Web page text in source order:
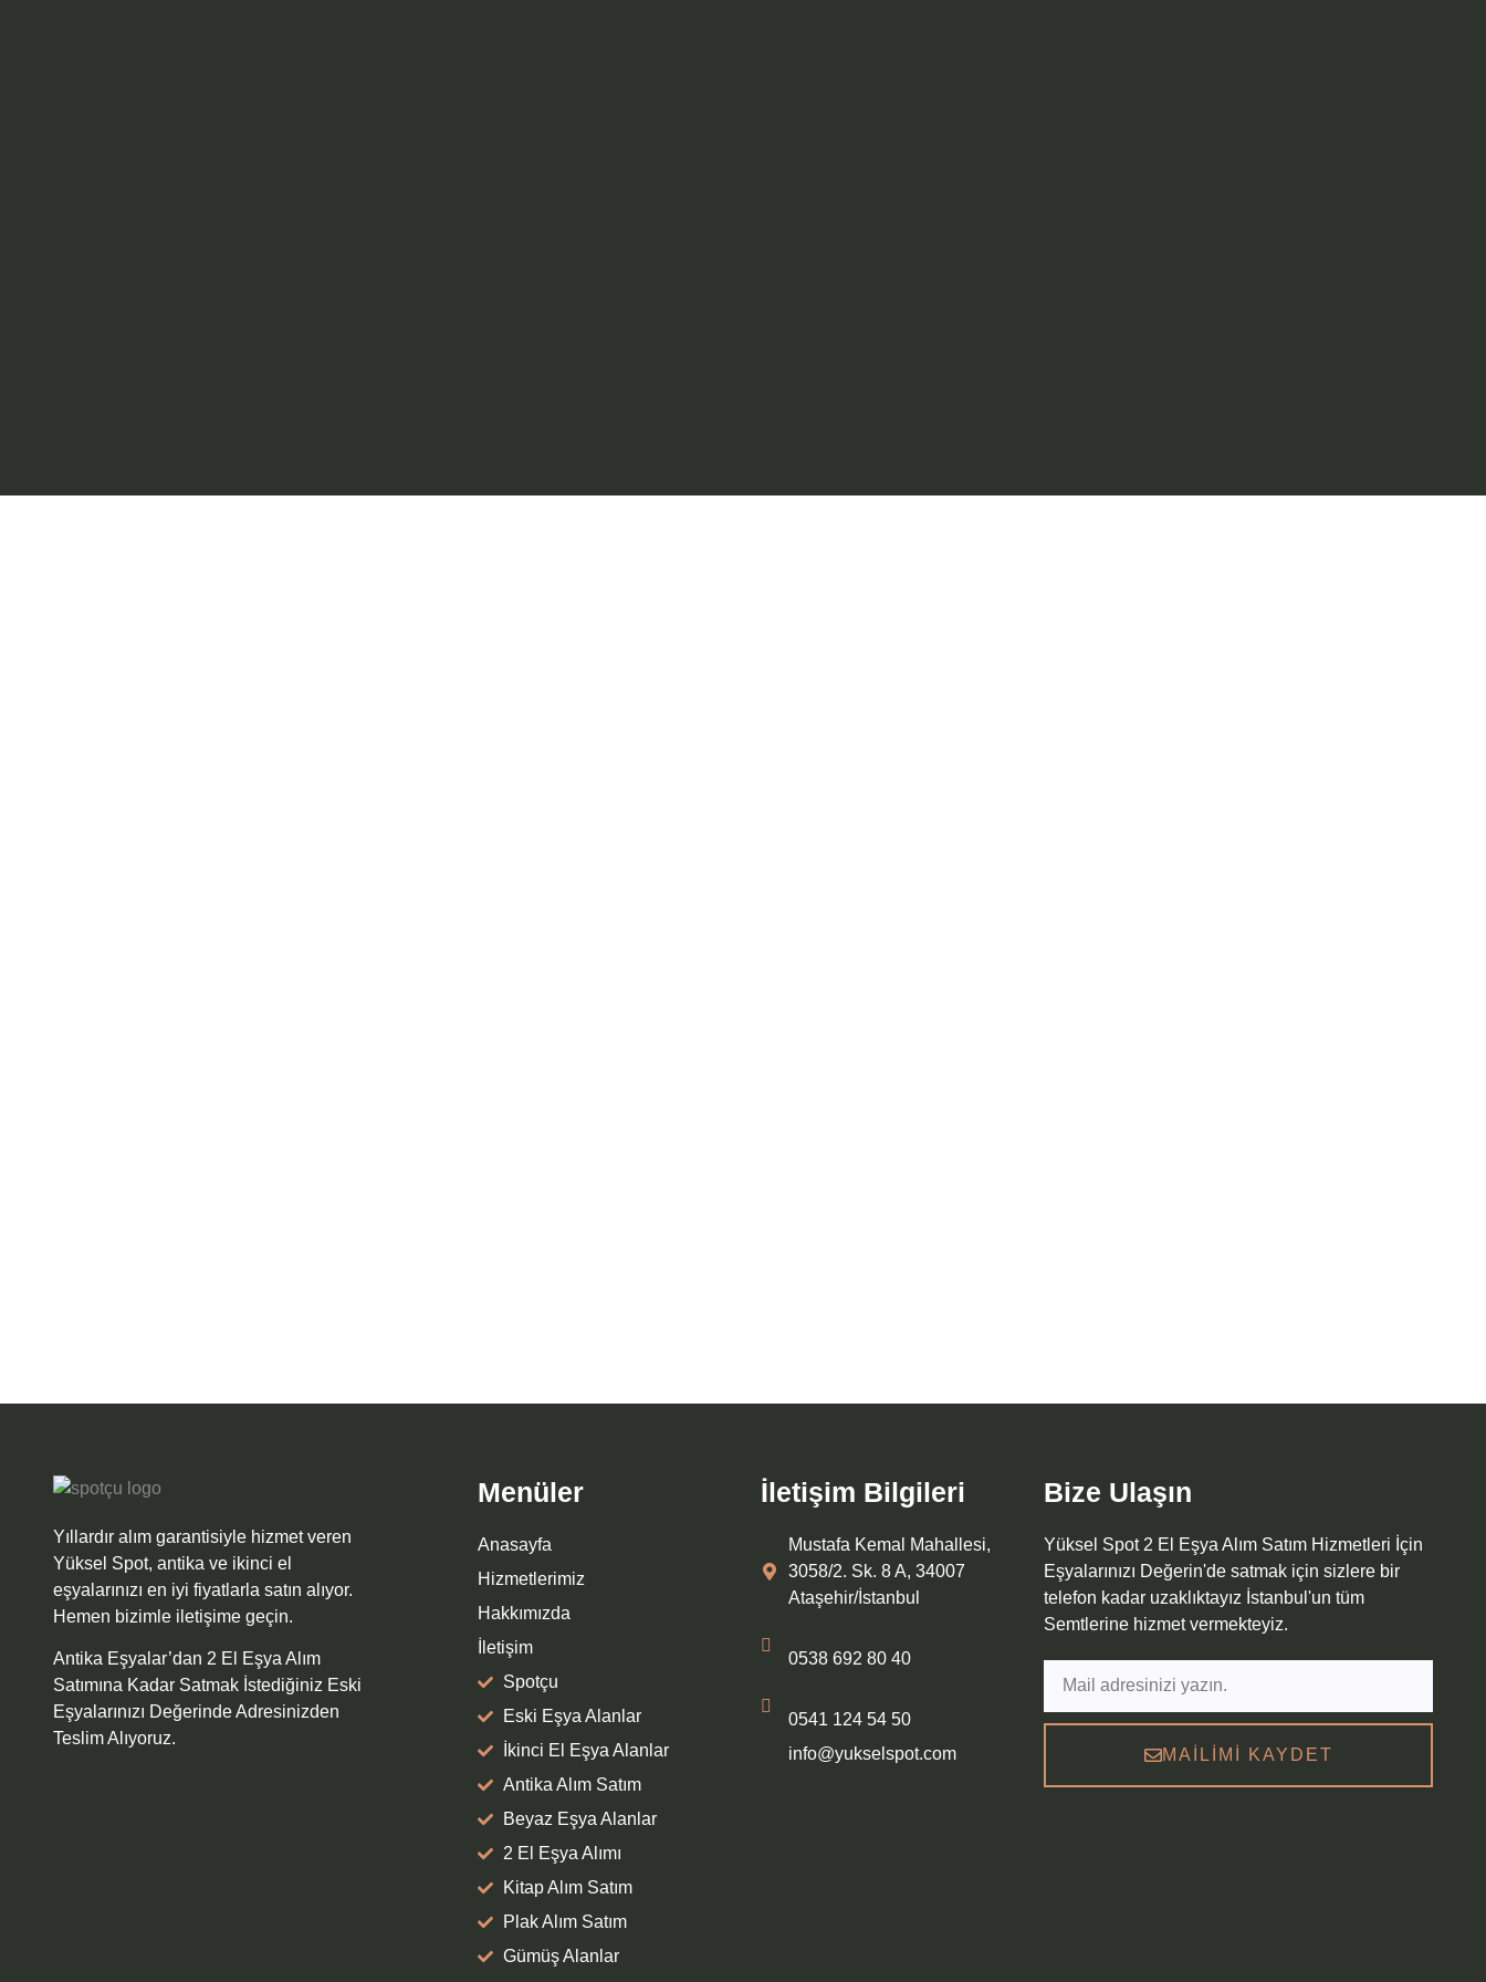
Yıllardır alım garantisiyle hizmet veren
Yüksel Spot, antika ve ikinci el
eşyalarınızı en iyi fiyatlarla satın alıyor.
Hemen bizimle iletişime geçin.
Antika Eşyalar’dan 2 El Eşya Alım
Satımına Kadar Satmak İstediğiniz Eski
Eşyalarınızı Değerinde Adresinizden
Teslim Alıyoruz.
Menüler
Anasayfa
Hizmetlerimiz
Hakkımızda
İletişim
Spotçu
Eski Eşya Alanlar
İkinci El Eşya Alanlar
Antika Alım Satım
Beyaz Eşya Alanlar
2 El Eşya Alımı
Kitap Alım Satım
Plak Alım Satım
Gümüş Alanlar
İletişim Bilgileri
Mustafa Kemal Mahallesi,
3058/2. Sk. 8 A, 34007
Ataşehir/İstanbul
0538 692 80 40
0541 124 54 50
info@yukselspot.com
Bize Ulaşın
Yüksel Spot 2 El Eşya Alım Satım Hizmetleri İçin
Eşyalarınızı Değerin'de satmak için sizlere bir
telefon kadar uzaklıktayız İstanbul'un tüm
Semtlerine hizmet vermekteyiz.
MAILIMI KAYDET